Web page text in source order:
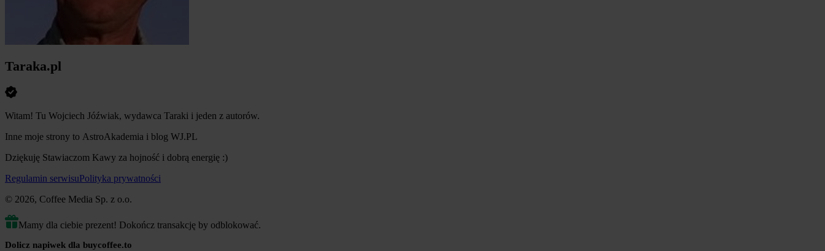
Taraka.pl
Witam! Tu Wojciech Jóźwiak, wydawca Taraki i jeden z autorów.
Inne moje strony to AstroAkademia i blog WJ.PL
Dziękuję Stawiaczom Kawy za hojność i dobrą energię :)
Regulamin serwisuPolityka prywatności
© 2026, Coffee Media Sp. z o.o.
Mamy dla ciebie prezent! Dokończ transakcję by odblokować.
Dolicz napiwek dla buycoffee.to